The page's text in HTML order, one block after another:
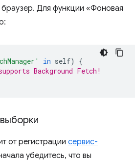
Для функции «Фоновая
in self)
{
Background Fetch!
от регистрации сервис-
убедитесь, что вы